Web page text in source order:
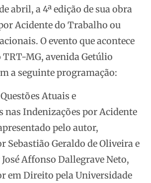
abril, a 4ª edição de sua obra
Acidente do Trabalho ou
O evento que acontece
MG, avenida Getúlio
a seguinte programação:
Atuais e
nas Indenizações por Acidente
pelo autor,
Sebastião Geraldo de Oliveira e
Affonso Dallegrave Neto,
em Direito pela Universidade